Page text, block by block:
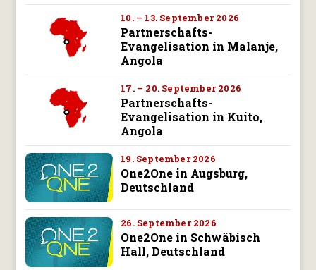
10. – 13. September 2026
Partnerschafts-
Evangelisation in Malanje,
Angola
17. – 20. September 2026
Partnerschafts-
Evangelisation in Kuito,
Angola
19. September 2026
One2One in Augsburg,
Deutschland
26. September 2026
One2One in Schwäbisch
Hall, Deutschland